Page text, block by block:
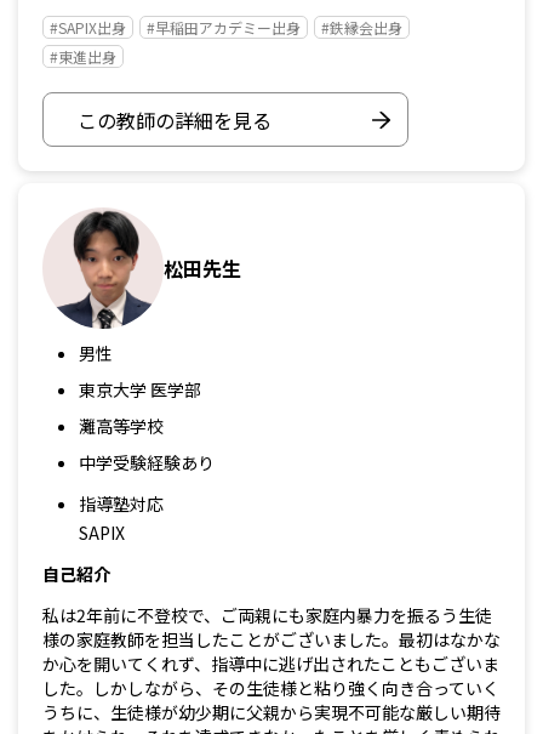
#SAPIX出身 #早稲田アカデミー出身
#鉄縁会出身
#東進出身
この教師の詳細を見る
松田先生
男性
東京大学 医学部
灘高等学校
中学受験経験あり
指導塾対応
SAPIX
自己紹介
私は2年前に不登校で、ご両親にも家庭内暴力を振るう生徒
様の家庭教師を担当したことがございました。最初はなかな
か心を開いてくれず、指導中に逃げ出されたこともございま
した。しかしながら、その生徒様と粘り強く向き合っていく
うちに、生徒様が幼少期に父親から実現不可能な厳しい期待